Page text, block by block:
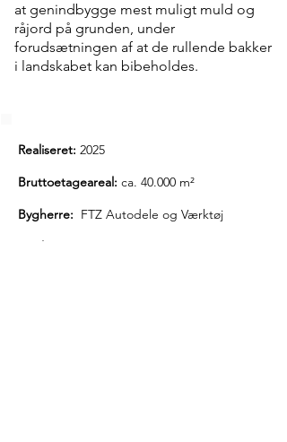
at genindbygge mest muligt muld og
råjord på grunden, under
forudsætningen af at de rullende bakker
i landskabet kan bibeholdes.
Realiseret: 2025
Bruttoetageareal: ca. 40.000 m²
Bygherre: FTZ Autodele og Værktøj
Totalentreprenør: